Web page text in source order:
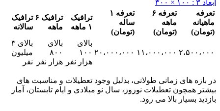
ماهه
(تومان)
ساله
(تومان)
ترافیک
۱ ماهه
ماهه
ترافیک
سالانه
۱۱،۰۰۰،۰۰۰ ۲۰،۰۰۰،۰۰۰ ۱۰۰
بالای
۸۰۰
هزار نفر
میلیون
نفر
زمانی طولانی، بدلیل وجود تعطیلات و مناسبت های
تعطیلات نوروز، سال نو میلادی و ایام تابستان، آمار
بالا می رود.